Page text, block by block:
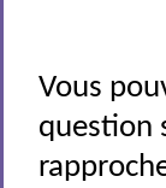
Vous
question